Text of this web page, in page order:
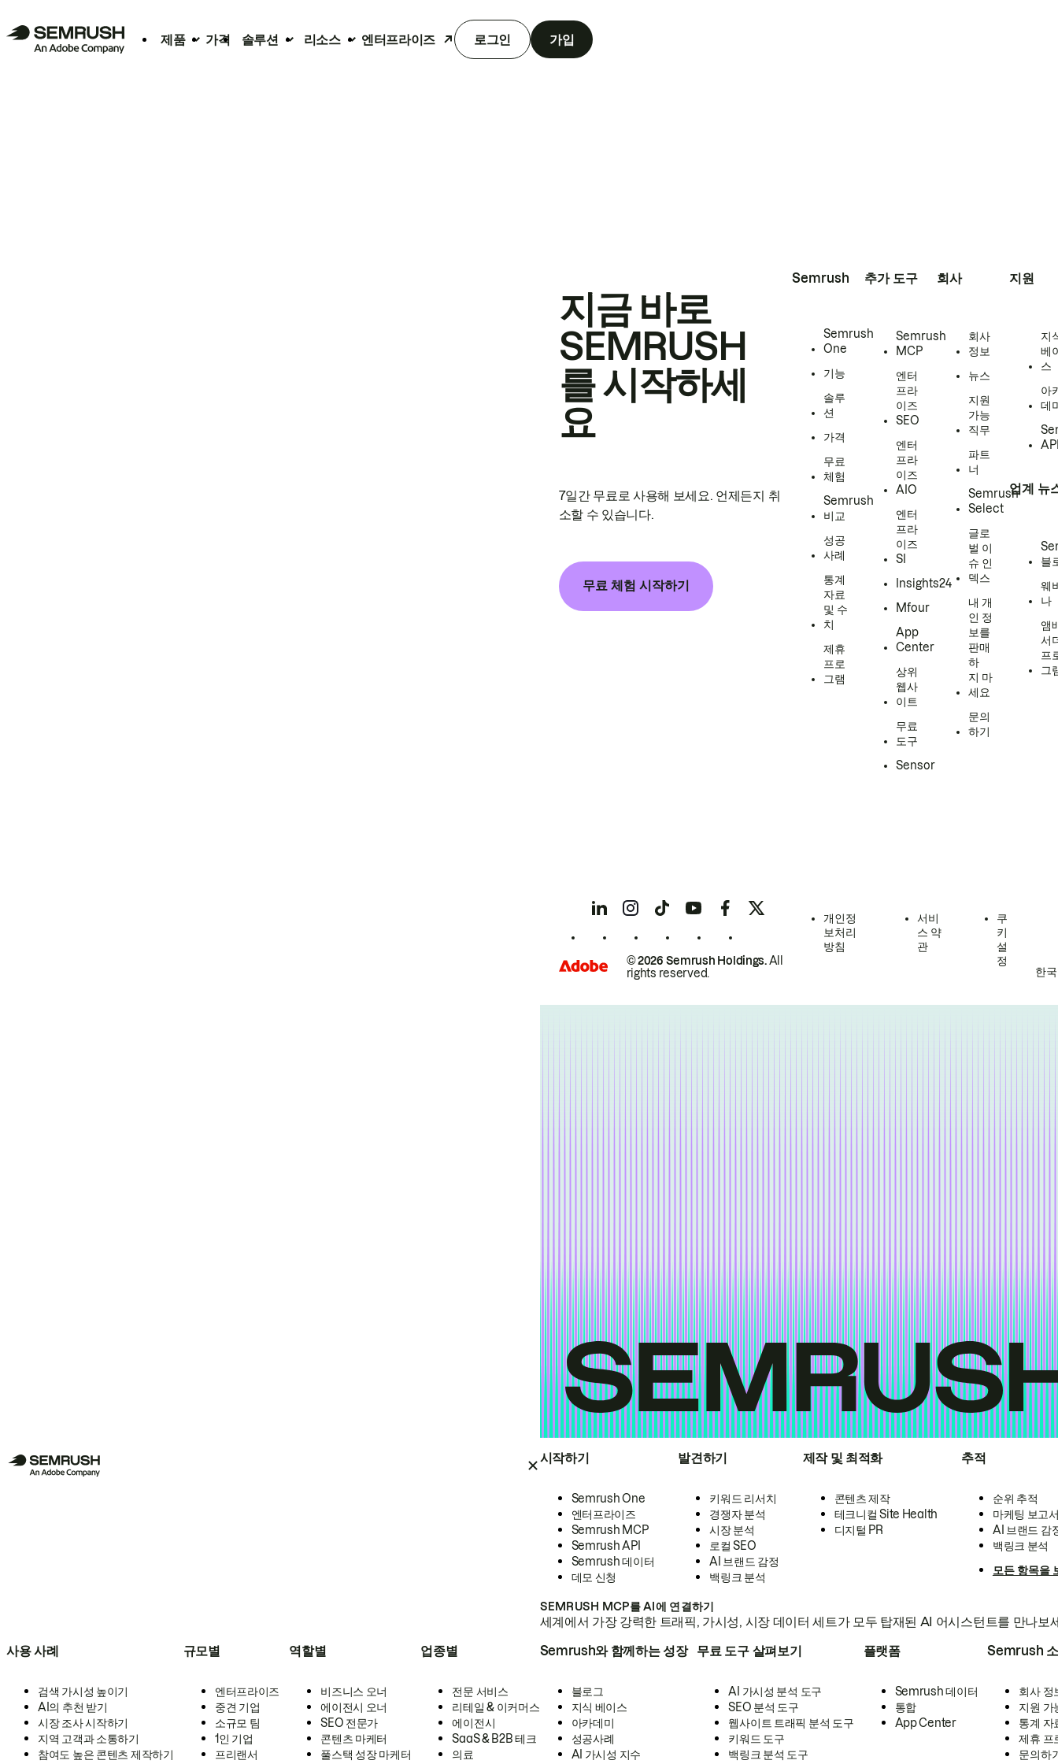
제품 가격 솔루션 리소스 엔터프라이즈 로그인 가입
시작하기
Semrush One
엔터프라이즈
Semrush MCP
Semrush API
Semrush 데이터
데모 신청
발견하기
키워드 리서치
경쟁자 분석
시장 분석
로컬 SEO
AI 브랜드 감정
백링크 분석
제작 및 최적화
콘텐츠 제작
테크니컬 Site Health
디지털 PR
추적
순위 추적
마케팅 보고
AI 브랜드 감
백링크 분석
모든 항목을
SEMRUSH MCP를 AI에 연결하기
세계에서 가장 강력한 트래픽, 가시성, 시장 데이터 세트가 모두 탑재된 AI 어시스턴트를 만나보
사용 사례
검색 가시성 높이기
AI의 추천 받기
시장 조사 시작하기
지역 고객과 소통하기
참여도 높은 콘텐츠 제작하기
규모별
엔터프라이즈
중견 기업
소규모 팀
1인 기업
프리랜서
역할별
비즈니스 오너
에이전시 오너
SEO 전문가
콘텐츠 마케터
풀스택 성장 마케터
업종별
전문 서비스
리테일 & 이커머스
에이전시
SaaS & B2B 테크
의료
Semrush와 함께하는 성장
블로그
지식 베이스
아카데미
성공사례
AI 가시성 지수
무료 도구 살펴보기
AI 가시성 분석 도구
SEO 분석 도구
웹사이트 트래픽 분석 도구
키워드 도구
백링크 분석 도구
플랫폼
Semrush 데이터
통합
App Center
Semrush
회사 정
지원 가
통계 자
제휴 프
문의하
지금 바로
SEMRUSH
를 시작하세
요
7일간 무료로 사용해 보세요. 언제든지 취
소할 수 있습니다.
무료 체험 시작하기
Semrush
Semrush
One
기능
솔루
션
가격
무료
체험
Semrush
비교
성공
사례
통계
자료
및 수
치
제휴
프로
그램
추가 도구
Semrush
MCP
엔터
프라
이즈
SEO
엔터
프라
이즈
AIO
엔터
프라
이즈
SI
Insights24
Mfour
App
Center
상위
웹사
이트
무료
도구
Sensor
회사
회사
정보
뉴스
지원
가능
직무
파트
너
Semrush
Select
글로
벌 이
슈 인
덱스
내 개
인 정
보를
판매
하
지 마
세요
문의
하기
지원
지
베
스
아
데
업계 뉴
블
웨
나
앰
서
프
그
© 2026 Semrush Holdings.All
rights reserved.
개인정
보처리
방침
서비
스 약
관
쿠
키
설
정
한